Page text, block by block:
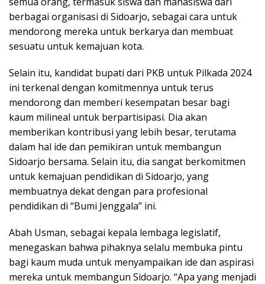
berbagai organisasi di Sidoarjo, sebagai cara untuk
mendorong mereka untuk berkarya dan membuat
sesuatu untuk kemajuan kota.
Selain itu, kandidat bupati dari PKB untuk Pilkada 2024
ini terkenal dengan komitmennya untuk terus
mendorong dan memberi kesempatan besar bagi
kaum milineal untuk berpartisipasi. Dia akan
memberikan kontribusi yang lebih besar, terutama
dalam hal ide dan pemikiran untuk membangun
Sidoarjo bersama. Selain itu, dia sangat berkomitmen
untuk kemajuan pendidikan di Sidoarjo, yang
membuatnya dekat dengan para profesional
pendidikan di “Bumi Jenggala” ini.
Abah Usman, sebagai kepala lembaga legislatif,
menegaskan bahwa pihaknya selalu membuka pintu
bagi kaum muda untuk menyampaikan ide dan aspirasi
mereka untuk membangun Sidoarjo. “Apa yang menjadi